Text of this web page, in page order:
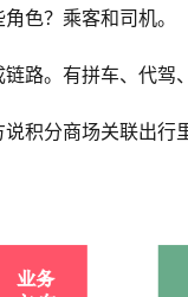
色？乘客和司机。
路。有拼车、代驾
积分商场关联出行